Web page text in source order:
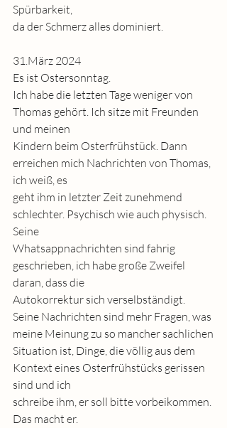
Spürbarkeit,
da der Schmerz alles dominiert.
31.März 2024
Es ist Ostersonntag.
Ich habe die letzten Tage weniger von
Thomas gehört. Ich sitze mit Freunden
und meinen
Kindern beim Osterfrühstück. Dann
erreichen mich Nachrichten von Thomas,
ich weiß, es
geht ihm in letzter Zeit zunehmend
schlechter. Psychisch wie auch physisch.
Seine
Whatsappnachrichten sind fahrig
geschrieben, ich habe große Zweifel
daran, dass die
Autokorrektur sich verselbständigt.
Seine Nachrichten sind mehr Fragen, was
meine Meinung zu so mancher sachlichen
Situation ist, Dinge, die völlig aus dem
Kontext eines Osterfrühstücks gerissen
sind und ich
schreibe ihm, er soll bitte vorbeikommen.
Das macht er.